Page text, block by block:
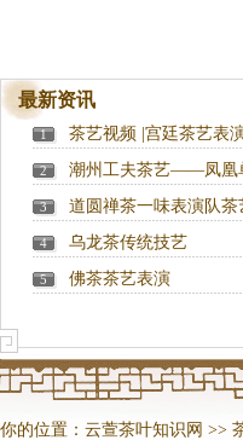
最新资讯
1 茶艺视频 |宫廷茶艺表
2 潮州工夫茶艺——凤凰
3 道圆禅茶一味表演队茶
4 乌龙茶传统技艺
5 佛茶茶艺表演
你的位置： 云萱茶叶知识网 >>